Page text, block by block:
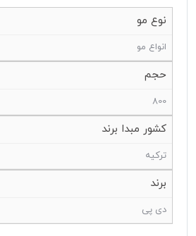
نوع مو
انواع مو
حجم
800
کشور مبدا برند
ترکیه
برند
دی پی